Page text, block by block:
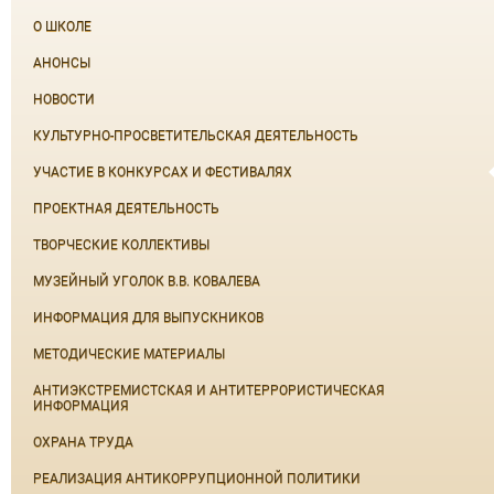
О ШКОЛЕ
АНОНСЫ
НОВОСТИ
КУЛЬТУРНО-ПРОСВЕТИТЕЛЬСКАЯ ДЕЯТЕЛЬНОСТЬ
УЧАСТИЕ В КОНКУРСАХ И ФЕСТИВАЛЯХ
ПРОЕКТНАЯ ДЕЯТЕЛЬНОСТЬ
ТВОРЧЕСКИЕ КОЛЛЕКТИВЫ
МУЗЕЙНЫЙ УГОЛОК В.В. КОВАЛЕВА
ИНФОРМАЦИЯ ДЛЯ ВЫПУСКНИКОВ
МЕТОДИЧЕСКИЕ МАТЕРИАЛЫ
АНТИЭКСТРЕМИСТСКАЯ И АНТИТЕРРОРИСТИЧЕСКАЯ
ИНФОРМАЦИЯ
ОХРАНА ТРУДА
РЕАЛИЗАЦИЯ АНТИКОРРУПЦИОННОЙ ПОЛИТИКИ